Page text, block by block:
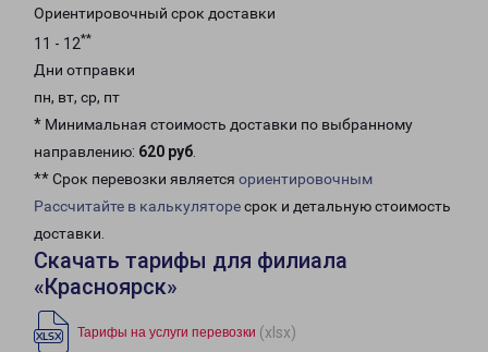
Ориентировочный срок доставки
11 - 12**
Дни отправки
пн, вт, ср, пт
* Минимальная стоимость доставки по выбранному
направлению: 620 руб.
** Срок перевозки является ориентировочным
Рассчитайте в калькуляторесрок и детальную стоимость
доставки.
Скачать тарифы для филиала
«Красноярск»
Тарифы на услуги перевозки (xlsx)